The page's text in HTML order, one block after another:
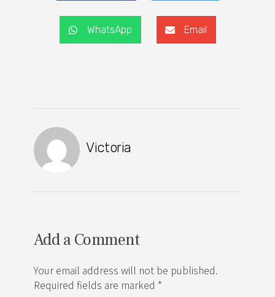
WhatsApp Email
Victoria
Add a Comment
Your email address will not be published.
Required fields are marked *